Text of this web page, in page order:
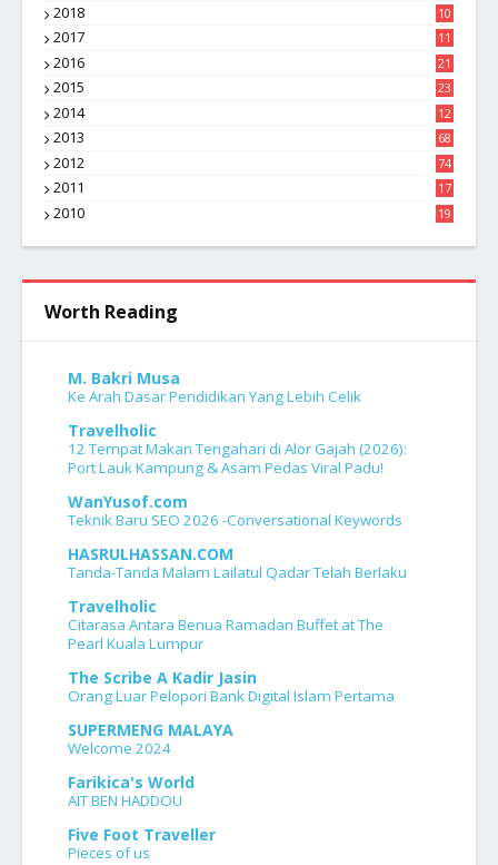
2018
10
4
2017
11
1
2016
21
1
2015
23
7
2014
12
2
2013 68
2012 74
2011
17
4
2010
19
Worth Reading
M. Bakri Musa
Ke Arah Dasar Pendidikan Yang Lebih Celik
Travelholic
12 Tempat Makan Tengahari di Alor Gajah (2026):
Port Lauk Kampung & Asam Pedas Viral Padu!
WanYusof.com
Teknik Baru SEO 2026 -Conversational Keywords
HASRULHASSAN.COM
Tanda-Tanda Malam Lailatul Qadar Telah Berlaku
Travelholic
Citarasa Antara Benua Ramadan Buffet at The
Pearl Kuala Lumpur
The Scribe A Kadir Jasin
Orang Luar Pelopori Bank Digital Islam Pertama
SUPERMENG MALAYA
Welcome 2024
Farikica's World
AÏT BEN HADDOU
Five Foot Traveller
Pieces of us